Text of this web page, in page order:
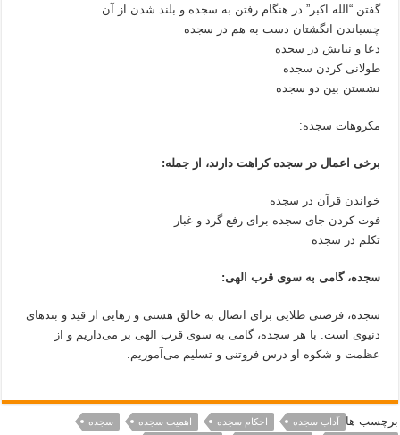
گفتن “الله اکبر” در هنگام رفتن به سجده و بلند شدن از آن
چسباندن انگشتان دست به هم در سجده
دعا و نیایش در سجده
طولانی کردن سجده
نشستن بین دو سجده
مکروهات سجده:
برخی اعمال در سجده کراهت دارند، از جمله:
خواندن قرآن در سجده
فوت کردن جای سجده برای رفع گرد و غبار
تکلم در سجده
سجده، گامی به سوی قرب الهی:
سجده، فرصتی طلایی برای اتصال به خالق هستی و رهایی از قید و بندهای
دنیوی است. با هر سجده، گامی به سوی قرب الهی بر می‌داریم و از
عظمت و شکوه او درس فروتنی و تسلیم می‌آموزیم.
برچسب ها آداب سجده احکام سجده اهمیت سجده
سجده